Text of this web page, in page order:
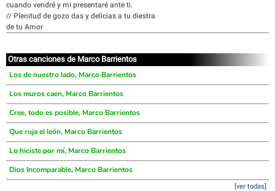
cuando vendré y mi presentaré ante ti.
// Plenitud de gozo das y delicias a tu diestra
de tu Amor
Otras canciones de Marco Barrientos
Los de nuestro lado, Marco Barrientos
Los muros caen, Marco Barrientos
Cree, todo es posible, Marco Barrientos
Que ruja el león, Marco Barrientos
Lo hiciste por mí, Marco Barrientos
Dios Incomparable, Marco Barrientos
[ver todas]